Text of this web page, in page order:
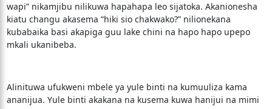
wapi” nikamjibu nilikuwa hapahapa leo sijatoka. Akanionesha
kiatu changu akasema “hiki sio chakwako?” nilionekana
kubabaika basi akapiga guu lake chini na hapo hapo upepo
mkali ukanibeba.
Alinituwa ufukweni mbele ya yule binti na kumuuliza kama
ananijua. Yule binti akakana na kusema kuwa hanijui na mimi